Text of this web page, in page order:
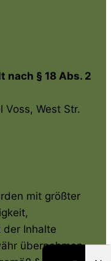
§ 18 Abs. 2
Voss, West Str.
mit größter
Inhalte
übernehmen.